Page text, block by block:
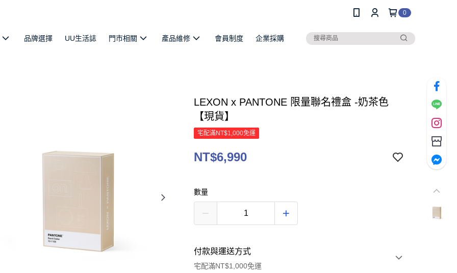
0
品牌選擇 UU生活誌 門市相關 產品維修 會員制度 企業採購
LEXON x PANTONE 限量聯名禮盒 -奶茶色
【現貨】
宅配滿NT$1,000免運
NT$6,990
數量
付款與運送方式
宅配滿NT$1,000免運